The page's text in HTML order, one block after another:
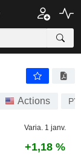
Actions
Varia. 1 janv.
+1,18 %